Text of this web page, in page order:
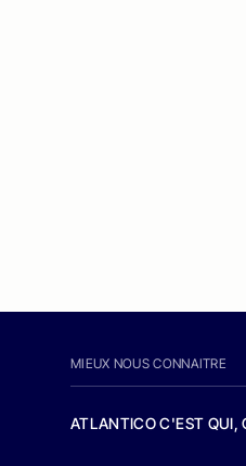
MIEUX NOUS CONNAITRE
ATLANTICO C'EST QUI,